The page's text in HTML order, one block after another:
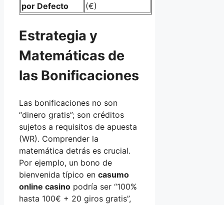
por Defecto
(€)
Estrategia y
Matemáticas de
las Bonificaciones
Las bonificaciones no son
“dinero gratis”; son créditos
sujetos a requisitos de apuesta
(WR). Comprender la
matemática detrás es crucial.
Por ejemplo, un bono de
bienvenida típico en casumo
online casino podría ser “100%
hasta 100€ + 20 giros gratis”,